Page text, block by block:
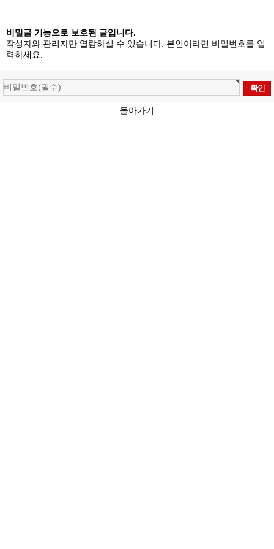
비밀글 기능으로 보호된 글입니다.
작성자와 관리자만 열람하실 수 있습니다. 본인이라면 비밀번호를 입
력하세요.
돌아가기